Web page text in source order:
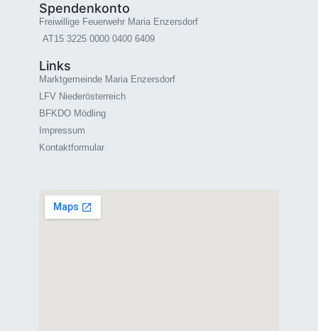
Spendenkonto
Freiwillige Feuerwehr Maria Enzersdorf
AT15 3225 0000 0400 6409
Links
Marktgemeinde Maria Enzersdorf
LFV Niederösterreich
BFKDO Mödling
Impressum
Kontaktformular